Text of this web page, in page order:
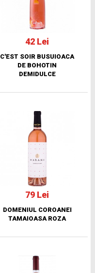
42 Lei
C'EST SOIR BUSUIOACA
DE BOHOTIN
DEMIDULCE
79 Lei
DOMENIUL COROANEI
TAMAIOASA ROZA